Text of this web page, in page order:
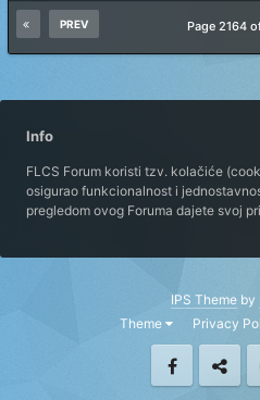
PREV Page 2164
Info
FLCS Forum koristi tzv. kolačiće
osigurao funkcionalnost i
pregledom ovog Foruma dajete svoj
IPS Theme by
Theme
Privacy